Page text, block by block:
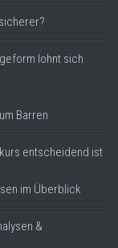
lohnt sich
Barren
entscheidend ist
im Überblick
&